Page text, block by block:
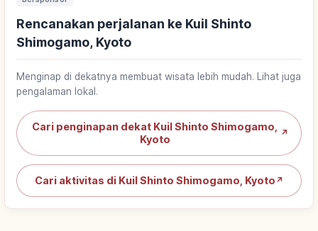
Rencanakan perjalanan ke Kuil Shinto
Shimogamo, Kyoto
Menginap di dekatnya membuat wisata lebih mudah. Lihat juga
pengalaman lokal.
Cari penginapan dekat Kuil Shinto Shimogamo,
Kyoto
↗
Cari aktivitas di Kuil Shinto Shimogamo, Kyoto ↗